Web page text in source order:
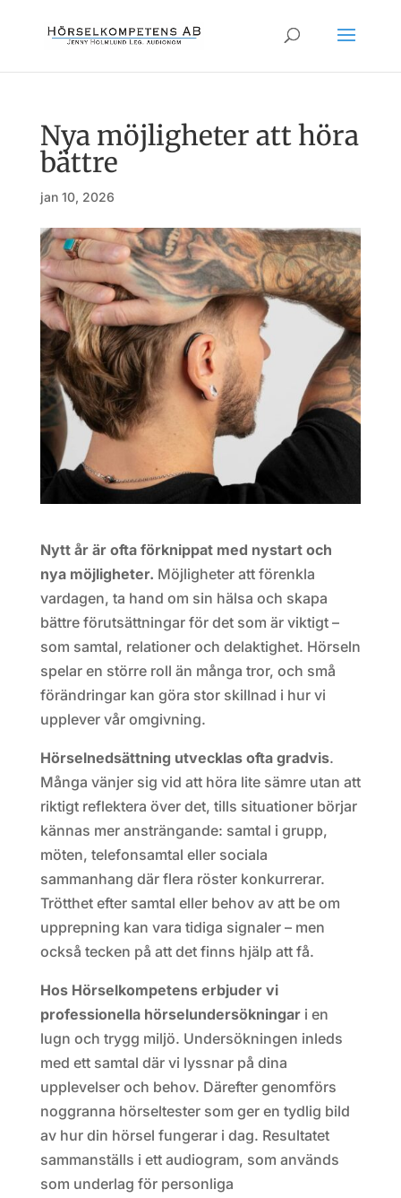
Nya möjligheter att höra
bättre
jan 10, 2026
Nytt år är ofta förknippat med nystart och
nya möjligheter. Möjligheter att förenkla
vardagen, ta hand om sin hälsa och skapa
bättre förutsättningar för det som är viktigt –
som samtal, relationer och delaktighet. Hörseln
spelar en större roll än många tror, och små
förändringar kan göra stor skillnad i hur vi
upplever vår omgivning.
Hörselnedsättning utvecklas ofta gradvis.
Många vänjer sig vid att höra lite sämre utan att
riktigt reflektera över det, tills situationer börjar
kännas mer ansträngande: samtal i grupp,
möten, telefonsamtal eller sociala
sammanhang där flera röster konkurrerar.
Trötthet efter samtal eller behov av att be om
upprepning kan vara tidiga signaler – men
också tecken på att det finns hjälp att få.
Hos Hörselkompetens erbjuder vi
professionella hörselundersökningari en
lugn och trygg miljö. Undersökningen inleds
med ett samtal där vi lyssnar på dina
upplevelser och behov. Därefter genomförs
noggranna hörseltester som ger en tydlig bild
av hur din hörsel fungerar i dag. Resultatet
sammanställs i ett audiogram, som används
som underlag för personliga